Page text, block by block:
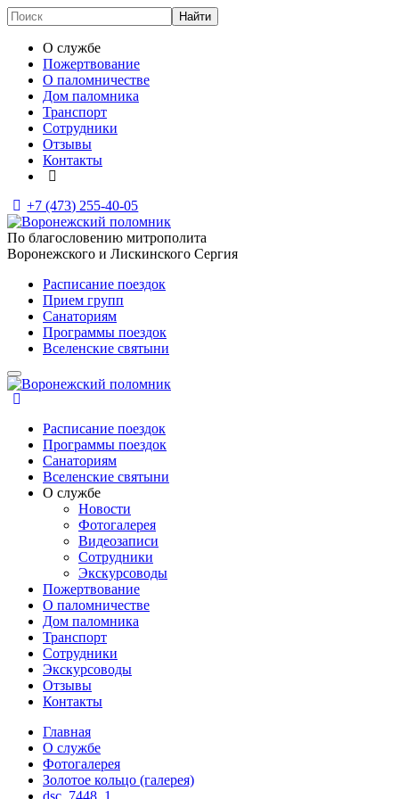
О службе
Пожертвование
О паломничестве
Дом паломника
Транспорт
Сотрудники
Отзывы
Контакты
+7 (473) 255-40-05
По благословению митрополита
Воронежского и Лискинского Сергия
Расписание поездок
Прием групп
Санаториям
Программы поездок
Вселенские святыни
Расписание поездок
Программы поездок
Санаториям
Вселенские святыни
О службе
Новости
Фотогалерея
Видеозаписи
Сотрудники
Экскурсоводы
Пожертвование
О паломничестве
Дом паломника
Транспорт
Сотрудники
Экскурсоводы
Отзывы
Контакты
Главная
О службе
Фотогалерея
Золотое кольцо (галерея)
dsc_7448_1